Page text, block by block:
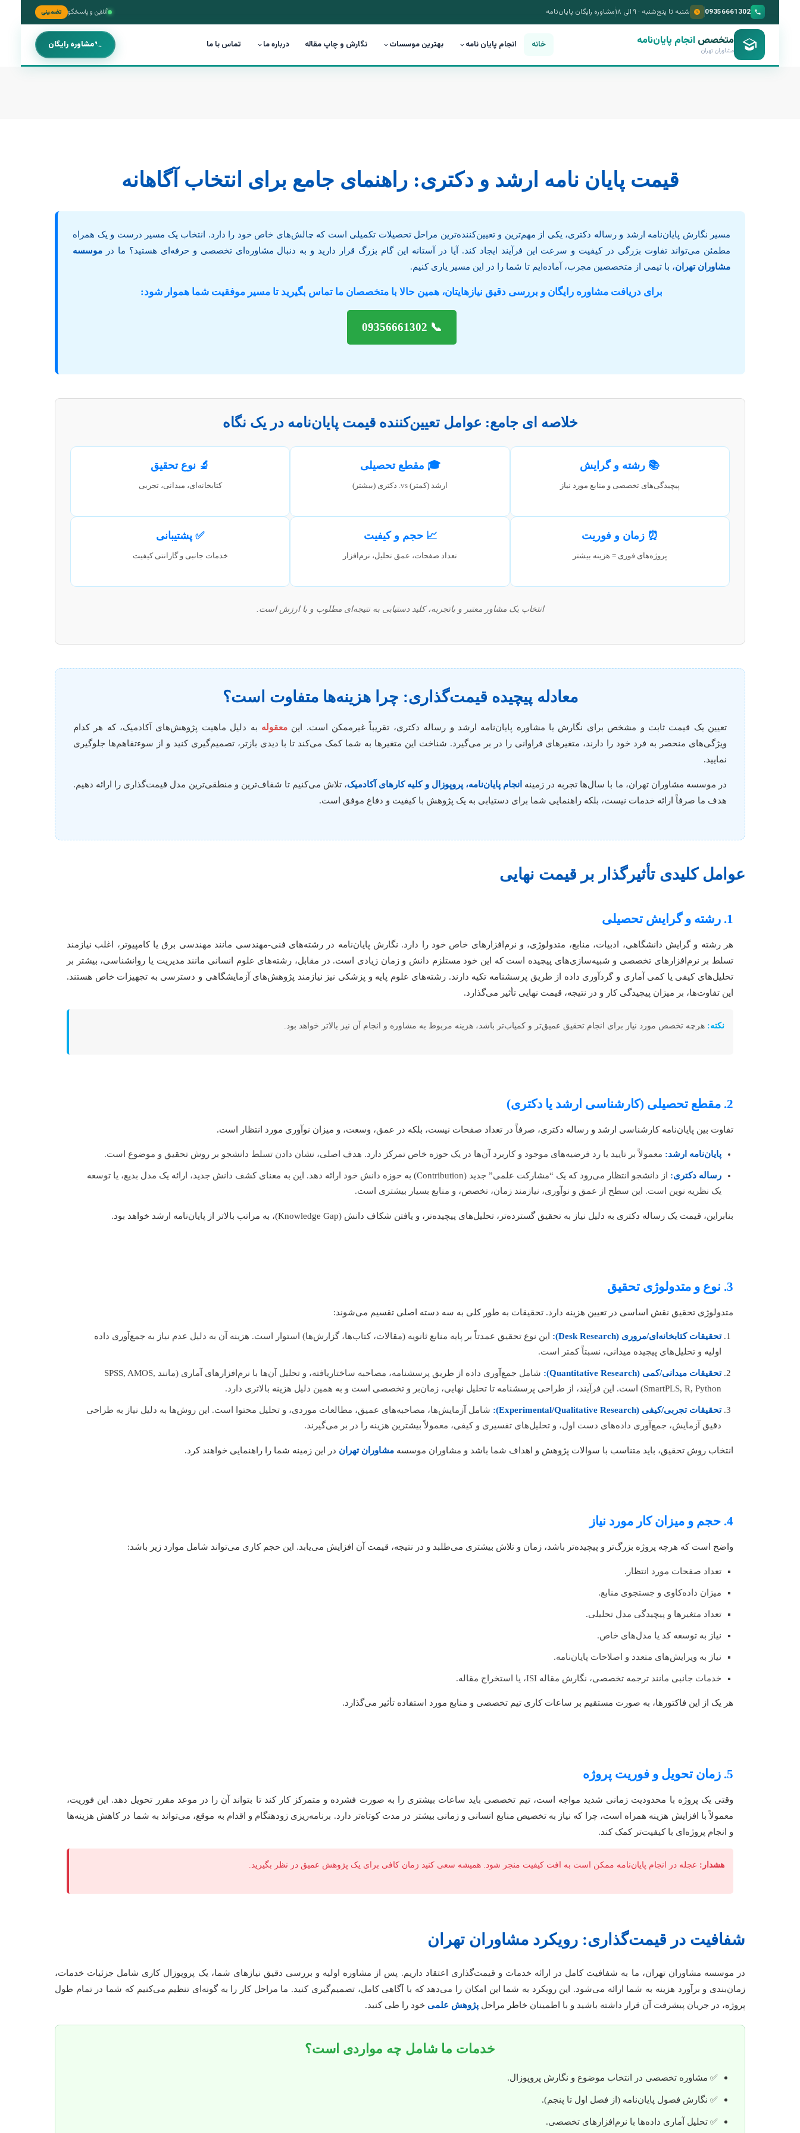
09356661302 شنبه تا پنج‌شنبه · ۹ الی ۱۸ مشاوره رایگان پایان‌نامه آنلاین و پاسخگو تضمینی
متخصص انجام پایان‌نامه
مشاوران تهران خانه انجام پایان نامه بهترین موسسات نگارش و چاپ مقاله درباره ما تماس با ما مشاوره رایگان
نامه
ارشد
قیمت پایان نامه ارشد و دکتری: راهنمای جامع برای انتخاب آگاهانه
مسیر نگارش پایان‌نامه ارشد و رساله دکتری، یکی از مهم‌ترین و تعیین‌کننده‌ترین مراحل تحصیلات تکمیلی است که چالش‌های خاص خود را دارد. انتخاب یک مسیر درست و یک همراه
مطمئن می‌تواند تفاوت بزرگی در کیفیت و سرعت این فرآیند ایجاد کند. آیا در آستانه این گام بزرگ قرار دارید و به دنبال مشاوره‌ای تخصصی و حرفه‌ای هستید؟ ما در موسسه
مشاوران تهران، با تیمی از متخصصین مجرب، آماده‌ایم تا شما را در این مسیر یاری کنیم.
برای دریافت مشاوره رایگان و بررسی دقیق نیازهایتان، همین حالا با متخصصان ما تماس بگیرید تا مسیر موفقیت شما هموار شود:
📞 09356661302
خلاصه ای جامع: عوامل تعیین‌کننده قیمت پایان‌نامه در یک نگاه
📚 رشته و گرایش
پیچیدگی‌های تخصصی و منابع مورد نیاز
🎓 مقطع تحصیلی
ارشد (کمتر) vs. دکتری (بیشتر)
🔬 نوع تحقیق
کتابخانه‌ای، میدانی، تجربی
⏰ زمان و فوریت
پروژه‌های فوری = هزینه بیشتر
📈 حجم و کیفیت
تعداد صفحات، عمق تحلیل، نرم‌افزار
✅ پشتیبانی
خدمات جانبی و گارانتی کیفیت
انتخاب یک مشاور معتبر و باتجربه، کلید دستیابی به نتیجه‌ای مطلوب و با ارزش است.
معادله پیچیده قیمت‌گذاری: چرا هزینه‌ها متفاوت است؟
تعیین یک قیمت ثابت و مشخص برای نگارش یا مشاوره پایان‌نامه ارشد و رساله دکتری، تقریباً غیرممکن است. اینمعقوله به دلیل ماهیت پژوهش‌های آکادمیک، که هر کدام
ویژگی‌های منحصر به فرد خود را دارند، متغیرهای فراوانی را در بر می‌گیرد. شناخت این متغیرها به شما کمک می‌کند تا با دیدی بازتر، تصمیم‌گیری کنید و از سوءتفاهم‌ها جلوگیری
نمایید.
در موسسه مشاوران تهران، ما با سال‌ها تجربه در زمینه انجام پایان‌نامه، پروپوزال و کلیه کارهای آکادمیک، تلاش می‌کنیم تا شفاف‌ترین و منطقی‌ترین مدل قیمت‌گذاری را ارائه دهیم.
هدف ما صرفاً ارائه خدمات نیست، بلکه راهنمایی شما برای دستیابی به یک پژوهش با کیفیت و دفاع موفق است.
عوامل کلیدی تأثیرگذار بر قیمت نهایی
1. رشته و گرایش تحصیلی
هر رشته و گرایش دانشگاهی، ادبیات، منابع، متدولوژی، و نرم‌افزارهای خاص خود را دارد. نگارش پایان‌نامه در رشته‌های فنی-مهندسی مانند مهندسی برق یا کامپیوتر، اغلب نیازمند
تسلط بر نرم‌افزارهای تخصصی و شبیه‌سازی‌های پیچیده است که این خود مستلزم دانش و زمان زیادی است. در مقابل، رشته‌های علوم انسانی مانند مدیریت یا روانشناسی، بیشتر بر
تحلیل‌های کیفی یا کمی آماری و گردآوری داده از طریق پرسشنامه تکیه دارند. رشته‌های علوم پایه و پزشکی نیز نیازمند پژوهش‌های آزمایشگاهی و دسترسی به تجهیزات خاص هستند.
این تفاوت‌ها، بر میزان پیچیدگی کار و در نتیجه، قیمت نهایی تأثیر می‌گذارد.
نکته: هرچه تخصص مورد نیاز برای انجام تحقیق عمیق‌تر و کمیاب‌تر باشد، هزینه مربوط به مشاوره و انجام آن نیز بالاتر خواهد بود.
2. مقطع تحصیلی (کارشناسی ارشد یا دکتری)
تفاوت بین پایان‌نامه کارشناسی ارشد و رساله دکتری، صرفاً در تعداد صفحات نیست، بلکه در عمق، وسعت، و میزان نوآوری مورد انتظار است.
پایان‌نامه ارشد: معمولاً بر تایید یا رد فرضیه‌های موجود و کاربرد آن‌ها در یک حوزه خاص تمرکز دارد. هدف اصلی، نشان دادن تسلط دانشجو بر روش تحقیق و موضوع است.
رساله دکتری:
از دانشجو انتظار می‌رود که یک “مشارکت علمی” جدید (Contribution) به حوزه دانش خود ارائه دهد. این به معنای کشف دانش جدید، ارائه یک مدل بدیع، یا توسعه
یک نظریه نوین است. این سطح از عمق و نوآوری، نیازمند زمان، تخصص، و منابع بسیار بیشتری است.
بنابراین، قیمت یک رساله دکتری به دلیل نیاز به تحقیق گسترده‌تر، تحلیل‌های پیچیده‌تر، و یافتن شکاف دانش (Knowledge Gap)، به مراتب بالاتر از پایان‌نامه ارشد خواهد بود.
3. نوع و متدولوژی تحقیق
متدولوژی تحقیق نقش اساسی در تعیین هزینه دارد. تحقیقات به طور کلی به سه دسته اصلی تقسیم می‌شوند:
تحقیقات کتابخانه‌ای/مروری (Desk Research):
این نوع تحقیق عمدتاً بر پایه منابع ثانویه (مقالات، کتاب‌ها، گزارش‌ها) استوار است. هزینه آن به دلیل عدم نیاز به جمع‌آوری داده
اولیه و تحلیل‌های پیچیده میدانی، نسبتاً کمتر است.
تحقیقات میدانی/کمی (Quantitative Research):
شامل جمع‌آوری داده از طریق پرسشنامه، مصاحبه ساختاریافته، و تحلیل آن‌ها با نرم‌افزارهای آماری (مانند SPSS, AMOS,
SmartPLS, R, Python) است. این فرآیند، از طراحی پرسشنامه تا تحلیل نهایی، زمان‌بر و تخصصی است و به همین دلیل هزینه بالاتری دارد.
تحقیقات تجربی/کیفی (Experimental/Qualitative Research):
شامل آزمایش‌ها، مصاحبه‌های عمیق، مطالعات موردی، و تحلیل محتوا است. این روش‌ها به دلیل نیاز به طراحی
دقیق آزمایش، جمع‌آوری داده‌های دست اول، و تحلیل‌های تفسیری و کیفی، معمولاً بیشترین هزینه را در بر می‌گیرند.
انتخاب روش تحقیق، باید متناسب با سوالات پژوهش و اهداف شما باشد و مشاوران موسسه مشاوران تهران در این زمینه شما را راهنمایی خواهند کرد.
4. حجم و میزان کار مورد نیاز
واضح است که هرچه پروژه بزرگ‌تر و پیچیده‌تر باشد، زمان و تلاش بیشتری می‌طلبد و در نتیجه، قیمت آن افزایش می‌یابد. این حجم کاری می‌تواند شامل موارد زیر باشد:
تعداد صفحات مورد انتظار.
میزان داده‌کاوی و جستجوی منابع.
تعداد متغیرها و پیچیدگی مدل تحلیلی.
نیاز به توسعه کد یا مدل‌های خاص.
نیاز به ویرایش‌های متعدد و اصلاحات پایان‌نامه.
خدمات جانبی مانند ترجمه تخصصی، نگارش مقاله ISI، یا استخراج مقاله.
هر یک از این فاکتورها، به صورت مستقیم بر ساعات کاری تیم تخصصی و منابع مورد استفاده تأثیر می‌گذارد.
5. زمان تحویل و فوریت پروژه
وقتی یک پروژه با محدودیت زمانی شدید مواجه است، تیم تخصصی باید ساعات بیشتری را به صورت فشرده و متمرکز کار کند تا بتواند آن را در موعد مقرر تحویل دهد. این فوریت،
معمولاً با افزایش هزینه همراه است، چرا که نیاز به تخصیص منابع انسانی و زمانی بیشتر در مدت کوتاه‌تر دارد. برنامه‌ریزی زودهنگام و اقدام به موقع، می‌تواند به شما در کاهش هزینه‌ها
و انجام پروژه‌ای با کیفیت‌تر کمک کند.
هشدار: عجله در انجام پایان‌نامه ممکن است به افت کیفیت منجر شود. همیشه سعی کنید زمان کافی برای یک پژوهش عمیق در نظر بگیرید.
شفافیت در قیمت‌گذاری: رویکرد مشاوران تهران
در موسسه مشاوران تهران، ما به شفافیت کامل در ارائه خدمات و قیمت‌گذاری اعتقاد داریم. پس از مشاوره اولیه و بررسی دقیق نیازهای شما، یک پروپوزال کاری شامل جزئیات خدمات،
زمان‌بندی و برآورد هزینه به شما ارائه می‌شود. این رویکرد به شما این امکان را می‌دهد که با آگاهی کامل، تصمیم‌گیری کنید. ما مراحل کار را به گونه‌ای تنظیم می‌کنیم که شما در تمام طول
پروژه، در جریان پیشرفت آن قرار داشته باشید و با اطمینان خاطر مراحل پژوهش علمی خود را طی کنید.
خدمات ما شامل چه مواردی است؟
✅ مشاوره تخصصی در انتخاب موضوع و نگارش پروپوزال.
✅ نگارش فصول پایان‌نامه (از فصل اول تا پنجم).
✅ تحلیل آماری داده‌ها با نرم‌افزارهای تخصصی.